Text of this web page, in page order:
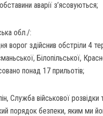
аварії з’ясовуються;
обл./:
ворог здійснив обстріли 4
Білопільської,
понад 17 прильотів;
Служба військової розвідки
порядок безпеки, яким ми